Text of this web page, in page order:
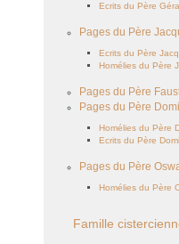
Ecrits du Père
Pages du Père
Ecrits du Père
Homélies du Père
Pages du Père
Pages du Père
Homélies du Père
Ecrits du Père
Pages du Père
Homélies du Père
Famille